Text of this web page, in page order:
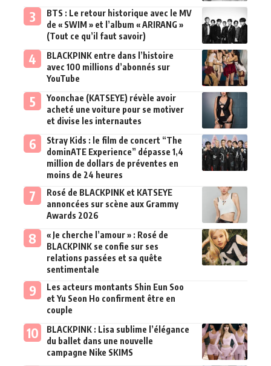
BTS : Le retour historique avec le MV
de « SWIM » et l’album « ARIRANG »
(Tout ce qu’il faut savoir)
BLACKPINK entre dans l’histoire
avec 100 millions d’abonnés sur
YouTube
Yoonchae (KATSEYE) révèle avoir
acheté une voiture pour se motiver
et divise les internautes
Stray Kids : le film de concert “The
dominATE Experience” dépasse 1,4
million de dollars de préventes en
moins de 24 heures
Rosé de BLACKPINK et KATSEYE
annoncées sur scène aux Grammy
Awards 2026
« Je cherche l’amour » : Rosé de
BLACKPINK se confie sur ses
relations passées et sa quête
sentimentale
Les acteurs montants Shin Eun Soo
et Yu Seon Ho confirment être en
couple
BLACKPINK : Lisa sublime l’élégance
du ballet dans une nouvelle
campagne Nike SKIMS